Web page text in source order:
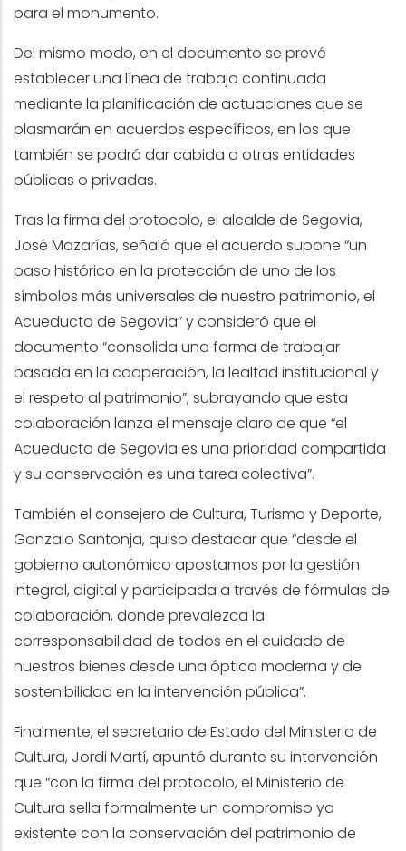
para el monumento.
Del mismo modo, en el documento se prevé
establecer una línea de trabajo continuada
mediante la planificación de actuaciones que se
plasmarán en acuerdos específicos, en los que
también se podrá dar cabida a otras entidades
públicas o privadas.
Tras la firma del protocolo, el alcalde de Segovia,
José Mazarías, señaló que el acuerdo supone “un
paso histórico en la protección de uno de los
símbolos más universales de nuestro patrimonio, el
Acueducto de Segovia” y consideró que el
documento “consolida una forma de trabajar
basada en la cooperación, la lealtad institucional y
el respeto al patrimonio”, subrayando que esta
colaboración lanza el mensaje claro de que “el
Acueducto de Segovia es una prioridad compartida
y su conservación es una tarea colectiva”.
También el consejero de Cultura, Turismo y Deporte,
Gonzalo Santonja, quiso destacar que “desde el
gobierno autonómico apostamos por la gestión
integral, digital y participada a través de fórmulas de
colaboración, donde prevalezca la
corresponsabilidad de todos en el cuidado de
nuestros bienes desde una óptica moderna y de
sostenibilidad en la intervención pública”.
Finalmente, el secretario de Estado del Ministerio de
Cultura, Jordi Martí, apuntó durante su intervención
que “con la firma del protocolo, el Ministerio de
Cultura sella formalmente un compromiso ya
existente con la conservación del patrimonio de